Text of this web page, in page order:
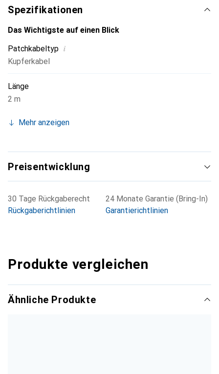
Spezifikationen
Das Wichtigste auf einen Blick
Patchkabeltyp i
Kupferkabel
Länge
2 m
Mehr anzeigen
Preisentwicklung
30 Tage Rückgaberecht
Rückgaberichtlinien
24 Monate Garantie (Bring-In)
Garantierichtlinien
Produkte vergleichen
Ähnliche Produkte